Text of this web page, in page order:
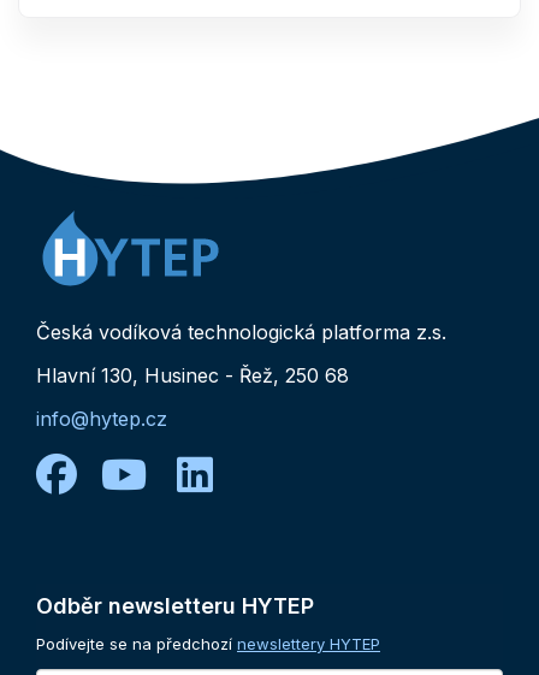
Česká vodíková technologická platforma z.s.
Hlavní 130, Husinec - Řež, 250 68
info@hytep.cz
facebook
youtube
linkedin
Odběr newsletteru HYTEP
Podívejte se na předchozí newslettery HYTEP